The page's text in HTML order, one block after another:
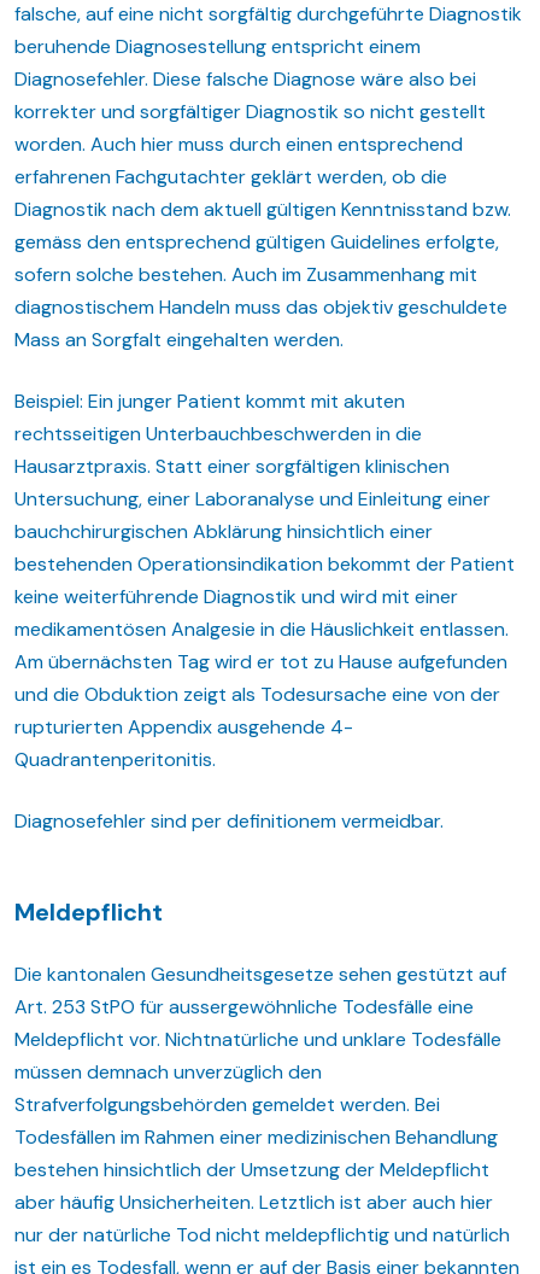
falsche, auf eine nicht sorgfältig durchgeführte Diagnostik
beruhende Diagnosestellung entspricht einem
Diagnosefehler. Diese falsche Diagnose wäre also bei
korrekter und sorgfältiger Diagnostik so nicht gestellt
worden. Auch hier muss durch einen entsprechend
erfahrenen Fachgutachter geklärt werden, ob die
Diagnostik nach dem aktuell gültigen Kenntnisstand bzw.
gemäss den entsprechend gültigen Guidelines erfolgte,
sofern solche bestehen. Auch im Zusammenhang mit
diagnostischem Handeln muss das objektiv geschuldete
Mass an Sorgfalt eingehalten werden.
Beispiel: Ein junger Patient kommt mit akuten
rechtsseitigen Unterbauchbeschwerden in die
Hausarztpraxis. Statt einer sorgfältigen klinischen
Untersuchung, einer Laboranalyse und Einleitung einer
bauchchirurgischen Abklärung hinsichtlich einer
bestehenden Operationsindikation bekommt der Patient
keine weiterführende Diagnostik und wird mit einer
medikamentösen Analgesie in die Häuslichkeit entlassen.
Am übernächsten Tag wird er tot zu Hause aufgefunden
und die Obduktion zeigt als Todesursache eine von der
rupturierten Appendix ausgehende 4-
Quadrantenperitonitis.
Diagnosefehler sind per definitionem vermeidbar.
Meldepflicht
Die kantonalen Gesundheitsgesetze sehen gestützt auf
Art. 253 StPO für aussergewöhnliche Todesfälle eine
Meldepflicht vor. Nichtnatürliche und unklare Todesfälle
müssen demnach unverzüglich den
Strafverfolgungsbehörden gemeldet werden. Bei
Todesfällen im Rahmen einer medizinischen Behandlung
bestehen hinsichtlich der Umsetzung der Meldepflicht
aber häufig Unsicherheiten. Letztlich ist aber auch hier
nur der natürliche Tod nicht meldepflichtig und natürlich
ist ein es Todesfall, wenn er auf der Basis einer bekannten